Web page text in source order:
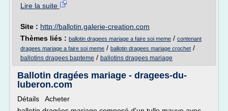
Lire la suite
Site : http://ballotin.galerie-creation.com
Thèmes liés : ballotin dragees mariage a faire soi meme / contenant
dragees mariage a faire soi meme / ballotin dragees mariage crochet /
ballotins dragees bapteme / ballotins dragees mariage
Ballotin dragées mariage - dragees-du-
luberon.com
Détails Acheter